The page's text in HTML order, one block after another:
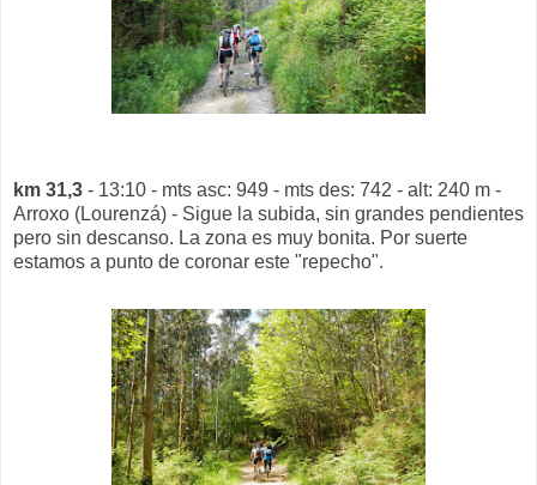
km 31,3 - 13:10 - mts asc: 949 - mts des: 742 - alt: 240 m -
Arroxo (Lourenzá) - Sigue la subida, sin grandes pendientes
pero sin descanso. La zona es muy bonita. Por suerte
estamos a punto de coronar este "repecho".